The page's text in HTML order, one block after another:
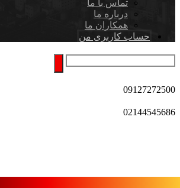
تماس با ما
درباره ما
همکاران ما
حساب کاربری من
09127272500
02144545686